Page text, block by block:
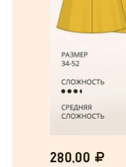
280,00